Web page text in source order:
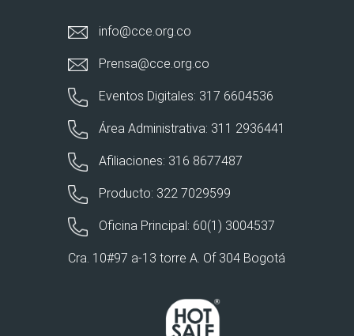
info@cce.org.co
Prensa@cce.org.co
Eventos Digitales: 317 6604536
Área Administrativa: 311 2936441
Afiliaciones: 316 8677487
Producto: 322 7029599
Oficina Principal: 60(1) 3004537
Cra. 10#97 a-13 torre A. Of 304 Bogotá